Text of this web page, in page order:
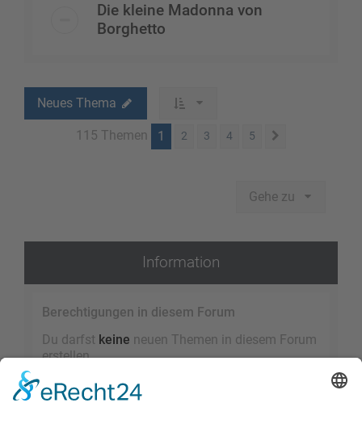
Die kleine Madonna von
Borghetto
Neues Thema
115 Themen 1 2 3 4 5
Gehe zu
Information
Berechtigungen in diesem Forum
Du darfst keine neuen Themen in diesem Forum
erstellen.
Forum erstellen.
Du darfst deine Beiträge in diesem Forum